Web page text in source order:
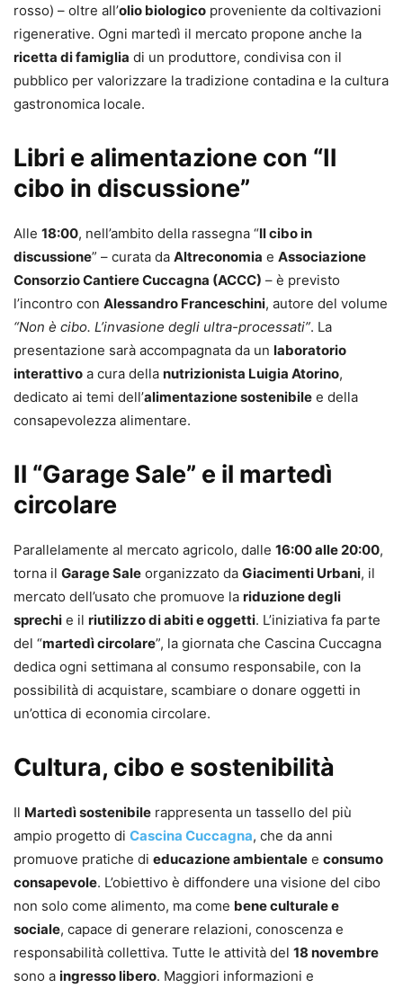
rosso) – oltre all’olio biologico proveniente da coltivazioni
rigenerative. Ogni martedì il mercato propone anche la
ricetta di famiglia di un produttore, condivisa con il
pubblico per valorizzare la tradizione contadina e la cultura
gastronomica locale.
Libri e alimentazione con “Il
cibo in discussione”
Alle 18:00, nell’ambito della rassegna “Il cibo in
discussione” – curata da Altreconomia e Associazione
Consorzio Cantiere Cuccagna (ACCC) – è previsto
l’incontro con Alessandro Franceschini, autore del volume
“Non è cibo. L’invasione degli ultra-processati”. La
presentazione sarà accompagnata da un laboratorio
interattivo a cura della nutrizionista Luigia Atorino,
dedicato ai temi dell’alimentazione sostenibile e della
consapevolezza alimentare.
Il “Garage Sale” e il martedì
circolare
Parallelamente al mercato agricolo, dalle 16:00 alle 20:00,
torna il Garage Sale organizzato da Giacimenti Urbani, il
mercato dell’usato che promuove la riduzione degli
sprechi e il riutilizzo di abiti e oggetti. L’iniziativa fa parte
del “martedì circolare”, la giornata che Cascina Cuccagna
dedica ogni settimana al consumo responsabile, con la
possibilità di acquistare, scambiare o donare oggetti in
un’ottica di economia circolare.
Cultura, cibo e sostenibilità
Il Martedì sostenibile rappresenta un tassello del più
ampio progetto di Cascina Cuccagna, che da anni
promuove pratiche di educazione ambientale e consumo
consapevole. L’obiettivo è diffondere una visione del cibo
non solo come alimento, ma come bene culturale e
sociale, capace di generare relazioni, conoscenza e
responsabilità collettiva. Tutte le attività del 18 novembre
sono a ingresso libero. Maggiori informazioni e